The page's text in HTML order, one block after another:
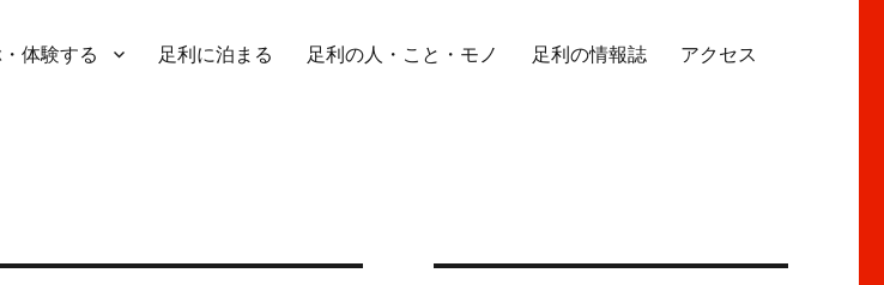
体験する 足利に泊まる 足利の人・こと・モノ 足利の情報誌 アクセス